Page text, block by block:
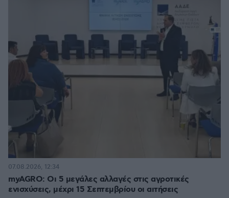
myAGRO: Οι 5 μεγάλες αλλαγές στις αγροτικές
ενισχύσεις, μέχρι 15 Σεπτεμβρίου οι αιτήσεις
07.08.2026, 12:34